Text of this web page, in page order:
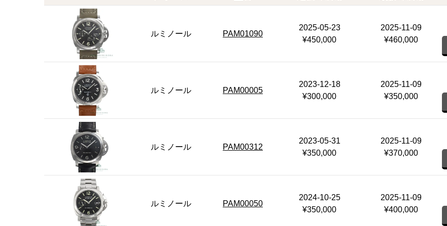
ルミノール PAM01090
2025-05-23
¥450,000
2025-11-09
¥460,000
ルミノール PAM00005
2023-12-18
¥300,000
2025-11-09
¥350,000
ルミノール PAM00312
2023-05-31
¥350,000
2025-11-09
¥370,000
ルミノール PAM00050
2024-10-25
¥350,000
2025-11-09
¥400,000